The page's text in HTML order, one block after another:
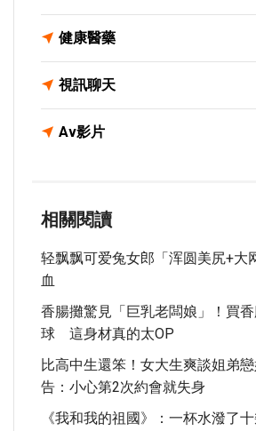
健康醫藥
視訊聊天
Av影片
相關閱讀
轻飘飘可爱兔女郎「浑圆美尻+大
血
香腸攤驚見「巨乳老闆娘」！買
球 這身材真的太OP
比高中生還笨！女大生爽談姐弟
告：小心第2次約會就失身
《我和我的祖國》：一杯水潑了